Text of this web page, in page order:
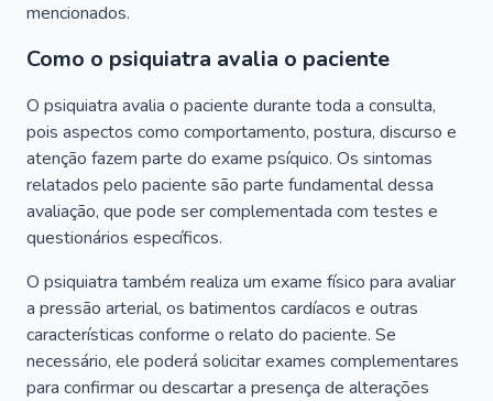
mencionados.
Como o psiquiatra avalia o paciente
O psiquiatra avalia o paciente durante toda a consulta,
pois aspectos como comportamento, postura, discurso e
atenção fazem parte do exame psíquico. Os sintomas
relatados pelo paciente são parte fundamental dessa
avaliação, que pode ser complementada com testes e
questionários específicos.
O psiquiatra também realiza um exame físico para avaliar
a pressão arterial, os batimentos cardíacos e outras
características conforme o relato do paciente. Se
necessário, ele poderá solicitar exames complementares
para confirmar ou descartar a presença de alterações